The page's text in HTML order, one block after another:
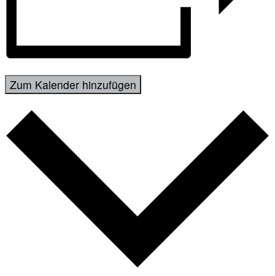
Zum Kalender hinzufügen